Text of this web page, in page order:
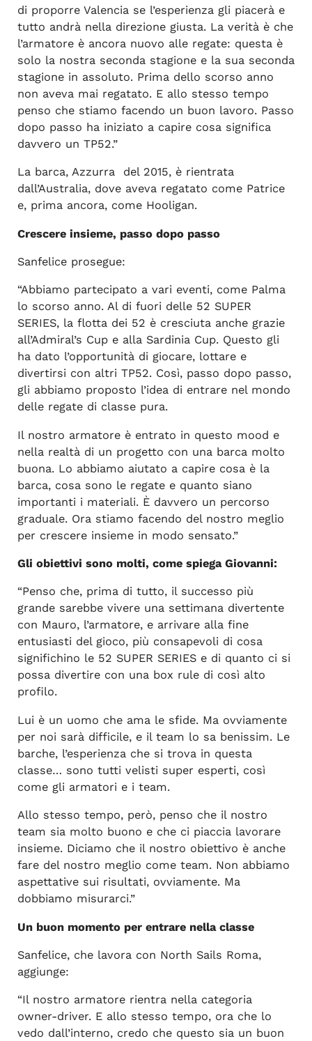
di proporre Valencia se l’esperienza gli piacerà e
tutto andrà nella direzione giusta. La verità è che
l’armatore è ancora nuovo alle regate: questa è
solo la nostra seconda stagione e la sua seconda
stagione in assoluto. Prima dello scorso anno
non aveva mai regatato. E allo stesso tempo
penso che stiamo facendo un buon lavoro. Passo
dopo passo ha iniziato a capire cosa significa
davvero un TP52.”
La barca, Azzurra del 2015, è rientrata
dall’Australia, dove aveva regatato come Patrice
e, prima ancora, come Hooligan.
Crescere insieme, passo dopo passo
Sanfelice prosegue:
“Abbiamo partecipato a vari eventi, come Palma
lo scorso anno. Al di fuori delle 52 SUPER
SERIES, la flotta dei 52 è cresciuta anche grazie
all’Admiral’s Cup e alla Sardinia Cup. Questo gli
ha dato l’opportunità di giocare, lottare e
divertirsi con altri TP52. Così, passo dopo passo,
gli abbiamo proposto l’idea di entrare nel mondo
delle regate di classe pura.
Il nostro armatore è entrato in questo mood e
nella realtà di un progetto con una barca molto
buona. Lo abbiamo aiutato a capire cosa è la
barca, cosa sono le regate e quanto siano
importanti i materiali. È davvero un percorso
graduale. Ora stiamo facendo del nostro meglio
per crescere insieme in modo sensato.”
Gli obiettivi sono molti, come spiega Giovanni:
“Penso che, prima di tutto, il successo più
grande sarebbe vivere una settimana divertente
con Mauro, l’armatore, e arrivare alla fine
entusiasti del gioco, più consapevoli di cosa
significhino le 52 SUPER SERIES e di quanto ci si
possa divertire con una box rule di così alto
profilo.
Lui è un uomo che ama le sfide. Ma ovviamente
per noi sarà difficile, e il team lo sa benissim. Le
barche, l’esperienza che si trova in questa
classe… sono tutti velisti super esperti, così
come gli armatori e i team.
Allo stesso tempo, però, penso che il nostro
team sia molto buono e che ci piaccia lavorare
insieme. Diciamo che il nostro obiettivo è anche
fare del nostro meglio come team. Non abbiamo
aspettative sui risultati, ovviamente. Ma
dobbiamo misurarci.”
Un buon momento per entrare nella classe
Sanfelice, che lavora con North Sails Roma,
aggiunge:
“Il nostro armatore rientra nella categoria
owner‑driver. E allo stesso tempo, ora che lo
vedo dall’interno, credo che questo sia un buon